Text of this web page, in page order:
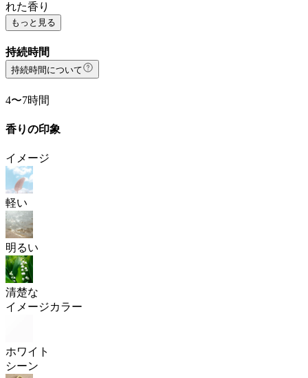
れた香り
もっと見る
持続時間
持続時間について
4〜7時間
香りの印象
イメージ
軽い
明るい
清楚な
イメージカラー
ホワイト
シーン